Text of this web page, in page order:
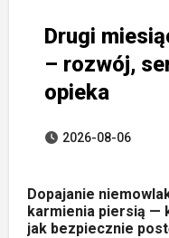
Drugi
– rozwój,
opieka
2026-08-06
Dopajanie
karmienia piersią —
jak bezpiecznie